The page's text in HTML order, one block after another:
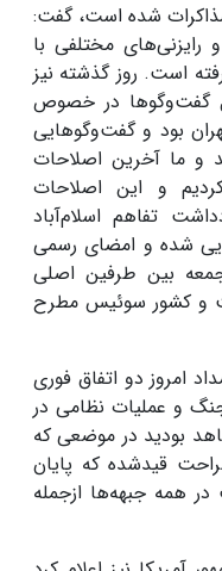
شده است، گفت:
مختلفی با
است. روز گذشته نیز
گفت‌و‌گو‌ها در خصوص
بود و گفت‌و‌گو‌هایی
و ما آخرین اصلاحات
و این اصلاحات
تفاهم اسلام‌آباد
شده و امضای رسمی
جمعه بین طرفین اصلی
و کشور سوئیس مطرح
امروز دو اتفاق فوری
و عملیات نظامی در
بودید در موضعی که
قیدشده که پایان
همه جبهه‌ها ازجمله